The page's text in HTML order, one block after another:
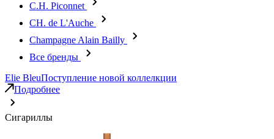
C.H. Piconnet
CH. de L'Auche
Champagne Alain Bailly
Все бренды
Elie BleuПоступление новой коллелкции
Подробнее
Сигариллы